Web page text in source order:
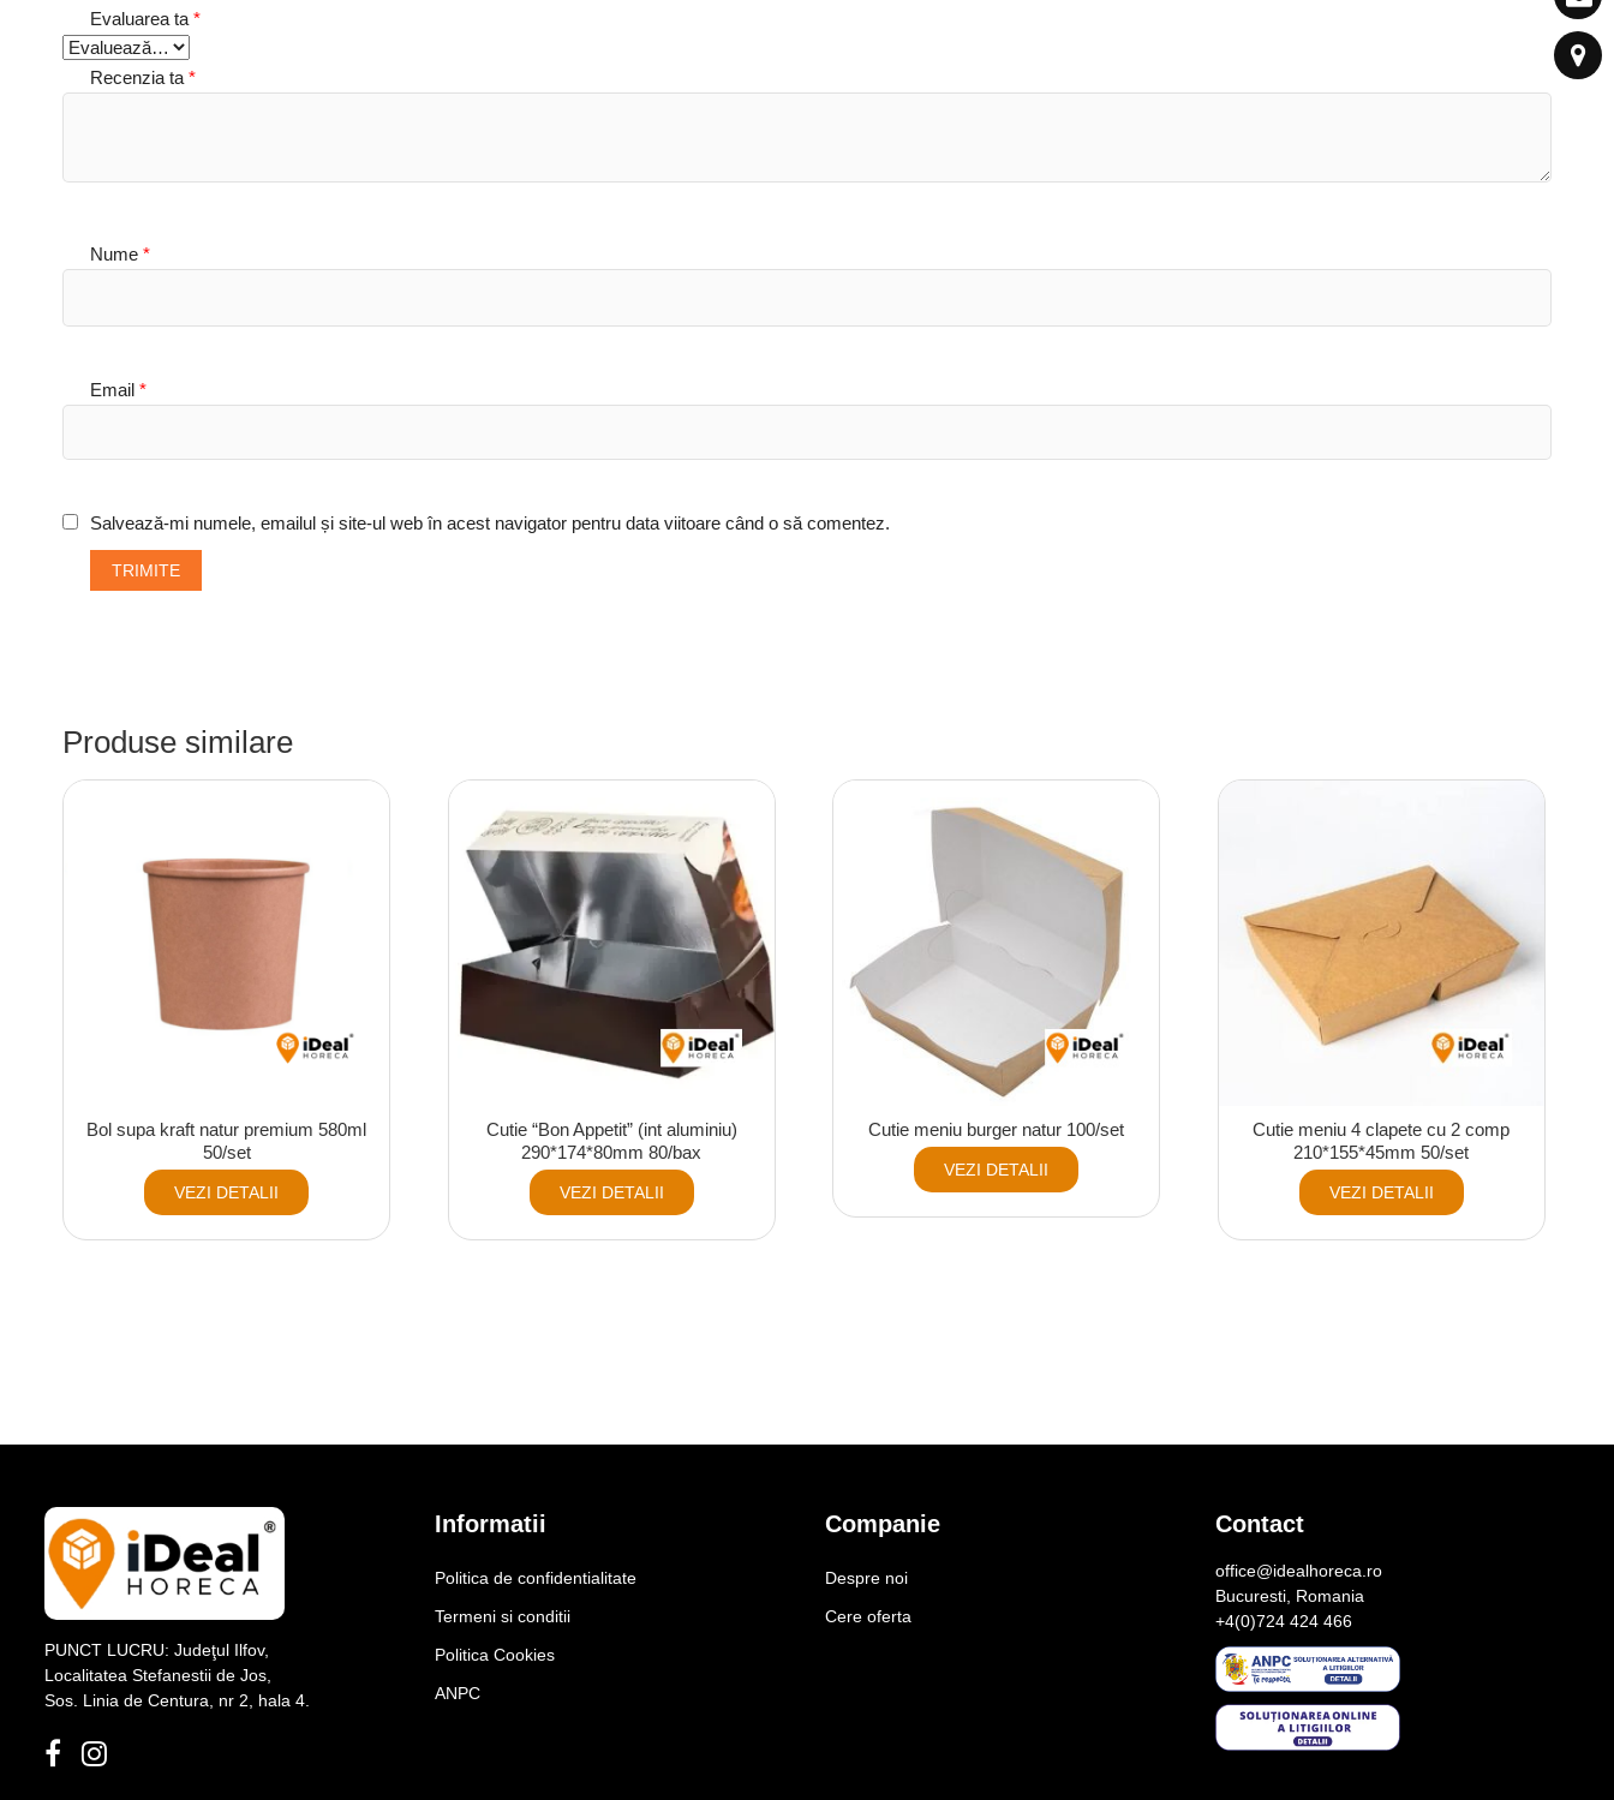
Evaluarea ta *
Recenzia ta *
Nume *
Email *
Salvează-mi numele, emailul și site-ul web în acest navigator pentru data viitoare când o să comentez.
Produse similare
Bol supa kraft natur premium 580ml
50/set
VEZI DETALII
Cutie “Bon Appetit” (int aluminiu)
290*174*80mm 80/bax
VEZI DETALII
Cutie meniu burger natur 100/set
VEZI DETALII
Cutie meniu 4 clapete cu 2 comp
210*155*45mm 50/set
VEZI DETALII
PUNCT LUCRU: Judeţul Ilfov,
Localitatea Stefanestii de Jos,
Sos. Linia de Centura, nr 2, hala 4.
Informatii
Politica de confidentialitate
Termeni si conditii
Politica Cookies
ANPC
Companie
Despre noi
Cere oferta
Contact
office@idealhoreca.ro
Bucuresti, Romania
+4(0)724 424 466